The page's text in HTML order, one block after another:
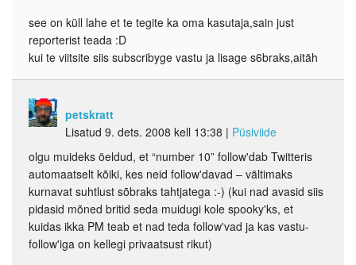
see on küll lahe et te tegite ka oma kasutaja,sain just
reporterist teada :D
kui te viitsite siis subscribyge vastu ja lisage s6braks,aitäh
petskratt
Lisatud 9. dets. 2008 kell 13:38 | Püsiviide
olgu muideks öeldud, et “number 10” follow'dab Twitteris
automaatselt kõiki, kes neid follow'davad – vältimaks
kurnavat suhtlust sõbraks tahtjatega :-) (kui nad avasid siis
pidasid mõned britid seda muidugi kole spooky'ks, et
kuidas ikka PM teab et nad teda follow'vad ja kas vastu-
follow'iga on kellegi privaatsust rikut)